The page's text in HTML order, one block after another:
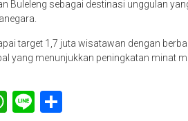
Buleleng sebagai destinasi unggulan
target 1,7 juta wisatawan dengan
yang menunjukkan peningkatan minat
WhatsApp
Line